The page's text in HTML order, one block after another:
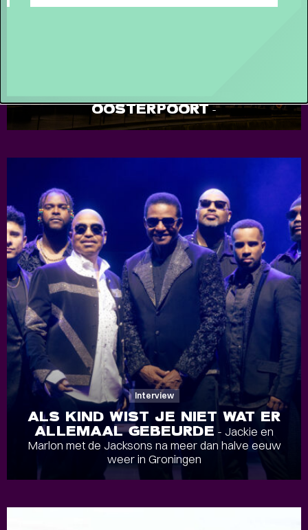
OOSTERPOORT-
Interview
ALS KIND WIST JE NIET WAT ER
ALLEMAAL GEBEURDE - Jackie en
Marlon met de Jacksons na meer dan halve eeuw
weer in Groningen